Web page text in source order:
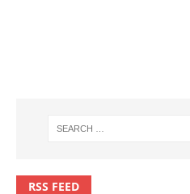
RSS FEED